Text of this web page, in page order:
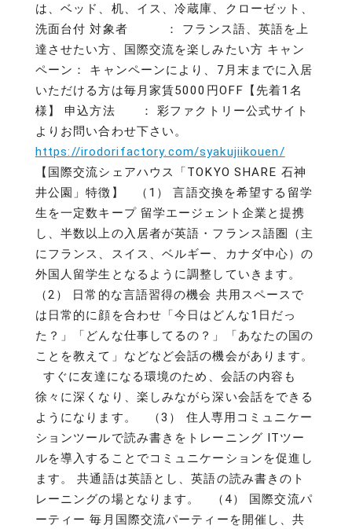
は、ベッド、机、イス、冷蔵庫、クローゼット、
洗面台付 対象者 ： フランス語、英語を上
達させたい方、国際交流を楽しみたい方 キャン
ペーン： キャンペーンにより、7月末までに入居
いただける方は毎月家賃5000円OFF【先着1名
様】 申込方法 ： 彩ファクトリー公式サイト
よりお問い合わせ下さい。
https://irodorifactory.com/syakujiikouen/
【国際交流シェアハウス「TOKYO SHARE 石神
井公園」特徴】 （1） 言語交換を希望する留学
生を一定数キープ 留学エージェント企業と提携
し、半数以上の入居者が英語・フランス語圏（主
にフランス、スイス、ベルギー、カナダ中心）の
外国人留学生となるように調整していきます。
（2） 日常的な言語習得の機会 共用スペースで
は日常的に顔を合わせ「今日はどんな1日だっ
た？」「どんな仕事してるの？」「あなたの国の
ことを教えて」などなど会話の機会があります。
すぐに友達になる環境のため、会話の内容も
徐々に深くなり、楽しみながら深い会話をできる
ようになります。 （3） 住人専用コミュニケー
ションツールで読み書きをトレーニング ITツー
ルを導入することでコミュニケーションを促進し
ます。 共通語は英語とし、英語の読み書きのト
レーニングの場となります。 （4） 国際交流パ
ーティー 毎月国際交流パーティーを開催し、共